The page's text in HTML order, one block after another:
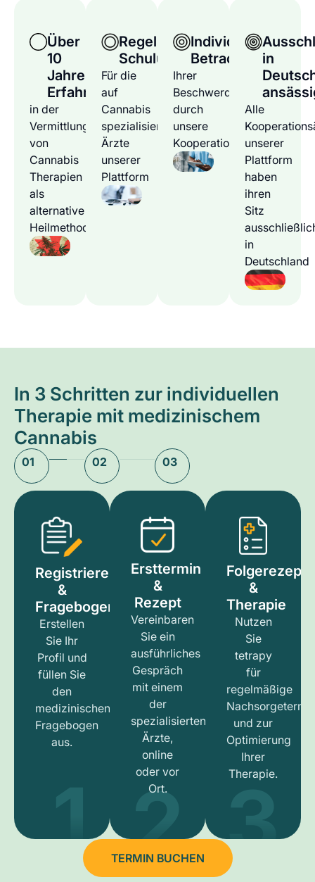
Über
10
Jahre
Erfahrung
in der
Vermittlung
von
Cannabis
Therapien
als
alternative
Heilmethode
Regelmäßige
Schulungen
Für die
auf
Cannabis
spezialisierten
Ärzte
unserer
Plattform
Individuelle
Betrachtung
Ihrer
Beschwerden
durch
unsere
Kooperationsärzte
in
Alle
unserer
Plattform
haben
ihren
Sitz
in
Deutschland
In 3 Schritten zur individuellen
Therapie mit medizinischem
Cannabis
01 02 03
Registrieren
&
Fragebogen
Erstellen
Sie Ihr
Profil und
füllen Sie
den
medizinischen
Fragebogen
aus.
1
Ersttermin
&
Rezept
Vereinbaren
Sie ein
ausführliches
Gespräch
mit einem
der
spezialisierten
Ärzte,
online
oder vor
Ort.
2
Folgerezept
&
Therapie
Nutzen
Sie
tetrapy
für
regelmäßige
und zur
Optimierung
Ihrer
Therapie.
3
TERMIN BUCHEN